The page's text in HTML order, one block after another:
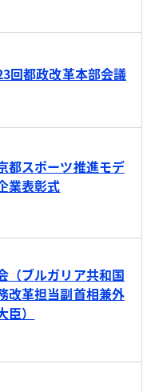
回都政改革本部会議
都スポーツ推進モデ
業表彰式
（ブルガリア共和国
改革担当副首相兼外
臣）